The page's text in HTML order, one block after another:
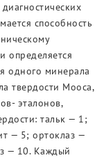
способность
определяется
одного минерала
твердости Мооса,
эталонов,
тальк — 1;
— 5; ортоклаз —
— 10. Каждый